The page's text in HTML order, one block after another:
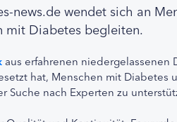
news.de wendet sich an
mit Diabetes begleiten.
aus erfahrenen
hat, Menschen mit
Suche nach Experten zu